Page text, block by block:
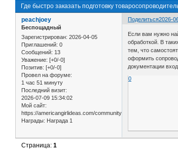
Где быстро заказать подготовку
Поделиться2026-
peachjoey
Беспощадный
Зарегистрирован: 2026-04-05
Приглашений: 0
Сообщений: 13
Уважение: [+0/-0]
Позитив: [+0/-0]
Провел на форуме:
1 час 51 минуту
Последний визит:
2026-07-09 15:34:02
Мой сайт:
https://americangirlideas.com/community/q/
Награды: Награда 1
Если вам нужно
обработкой. В
тем, что
оформить
документации
0
Страница:1